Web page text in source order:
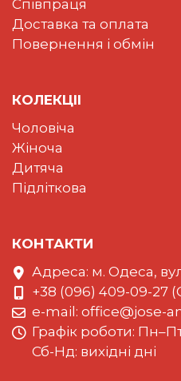
Співпраця
Доставка та оплата
Повернення і обмін
КОЛЕКЦII
Чоловіча
Жіноча
Дитяча
Підліткова
КОНТАКТИ
Адреса: м. Одеса,
+38 (096) 409-09-27
e-mail: office@jose-
Графiк роботи:
Сб-Нд: вихідні дні